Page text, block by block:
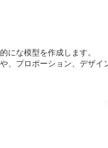
にな模型を作成します。
、プロポーション、デザイ